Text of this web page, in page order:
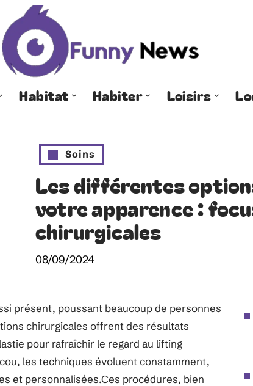
Habitat Habiter Loisirs
Soins
Les différentes
votre apparence :
chirurgicales
08/09/2024
présent, poussant beaucoup de personnes
chirurgicales offrent des résultats
pour rafraîchir le regard au lifting
les techniques évoluent constamment,
et personnalisées.Ces procédures, bien